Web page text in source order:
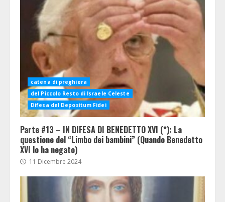
catena di preghiera
del Piccolo Resto di Israele Celeste
Difesa del Depositum Fidei
Parte #13 – IN DIFESA DI BENEDETTO XVI (*): La
questione del “Limbo dei bambini” (Quando Benedetto
XVI lo ha negato)
11 Dicembre 2024